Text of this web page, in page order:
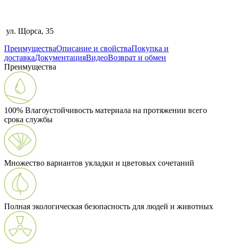
ул. Щорса, 35
ПреимуществаОписание и свойстваПокупка и
доставкаДокументацияВидеоВозврат и обмен
Преимущества
100% Влагоустойчивость материала на протяжении всего
срока службы
Множество вариантов укладки и цветовых сочетаний
Полная экологическая безопасность для людей и животных